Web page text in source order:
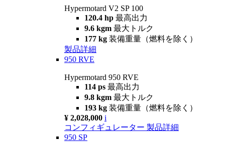
Hypermotard V2 SP 100
120.4 hp 最高出力
9.6 kgm 最大トルク
177 kg 装備重量（燃料を除く）
製品詳細
950 RVE
Hypermotard 950 RVE
114 ps 最高出力
9.8 kgm 最大トルク
193 kg 装備重量（燃料を除く）
¥ 2,028,000 i
コンフィギュレーター 製品詳細
950 SP